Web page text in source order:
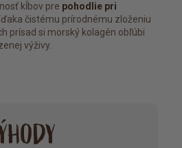
kĺbov pre pohodlie pri
čistému prírodnému zloženiu
prísad si morský kolagén obľúbi
výživy.